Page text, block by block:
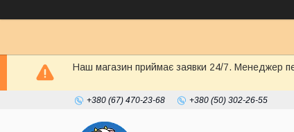
Наш магазин приймає заявки 24/7. Менеджер
+380 (67) 470-23-68 +380 (50) 302-26-55